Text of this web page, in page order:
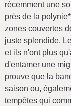
récemment une
près de la
zones couvertes
juste splendide.
et ils n'ont plus
d'entamer une
prouve que la
saison ou,
tempêtes qui